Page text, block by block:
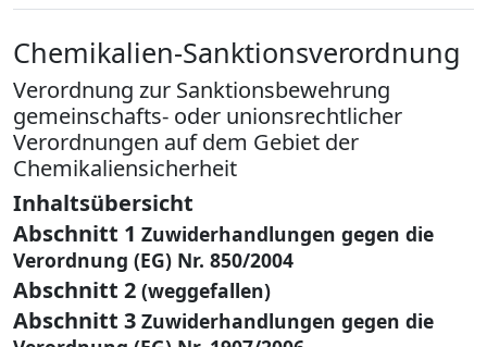
Chemikalien-Sanktionsverordnung
Verordnung zur Sanktionsbewehrung
gemeinschafts- oder unionsrechtlicher
Verordnungen auf dem Gebiet der
Chemikaliensicherheit
Inhaltsübersicht
Abschnitt 1 Zuwiderhandlungen gegen die
Verordnung (EG) Nr. 850/2004
Abschnitt 2 (weggefallen)
Abschnitt 3 Zuwiderhandlungen gegen die